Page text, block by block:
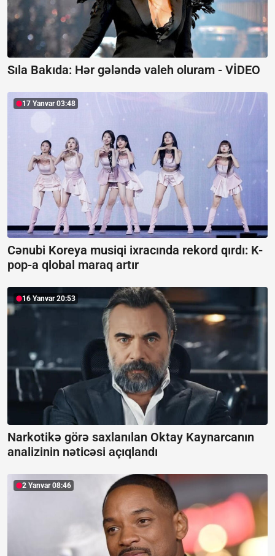
Sıla Bakıda: Hər gələndə valeh oluram - VİDEO
17 Yanvar 03:48
Cənubi Koreya musiqi ixracında rekord qırdı: K-
pop-a qlobal maraq artır
16 Yanvar 20:53
Narkotikə görə saxlanılan Oktay Kaynarcanın
analizinin nəticəsi açıqlandı
2 Yanvar 08:46